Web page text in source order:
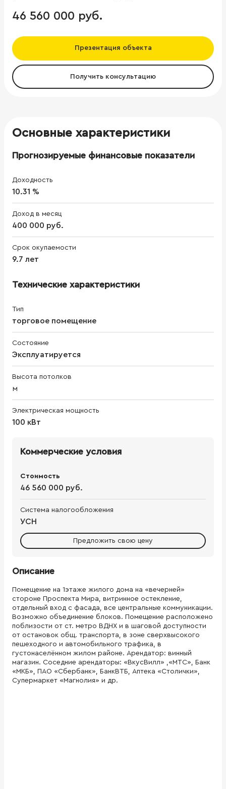
46 560 000 руб.
Презентация объекта
Получить консультацию
Основные характеристики
Прогнозируемые финансовые показатели
Доходность
10.31 %
Доход в месяц
400 000 руб.
Срок окупаемости
9.7 лет
Технические характеристики
Тип
торговое помещение
Состояние
Эксплуатируется
Высота потолков
м
Электрическая мощность
100 кВт
Коммерческие условия
Стоимость
46 560 000 руб.
Система налогообложения
УСН
Предложить свою цену
Описание
Помещение на 1этаже жилого дома на «вечерней»
стороне Проспекта Мира, витринное остекление,
отдельный вход с фасада, все центральные коммуникации.
Возможно объединение блоков. Помещение расположено
поблизости от ст. метро ВДНХ и в шаговой доступности
от остановок общ. транспорта, в зоне сверхвысокого
пешеходного и автомобильного трафика, в
густонаселённом жилом районе. Арендатор: винный
магазин. Соседние арендаторы: «ВкусВилл» ,«МТС», Банк
«МКБ», ПАО «Сбербанк», БанкВТБ, Аптека «Столички»,
Супермаркет «Магнолия» и др.